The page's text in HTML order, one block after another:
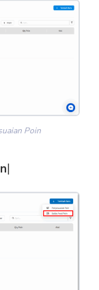
Poin
|